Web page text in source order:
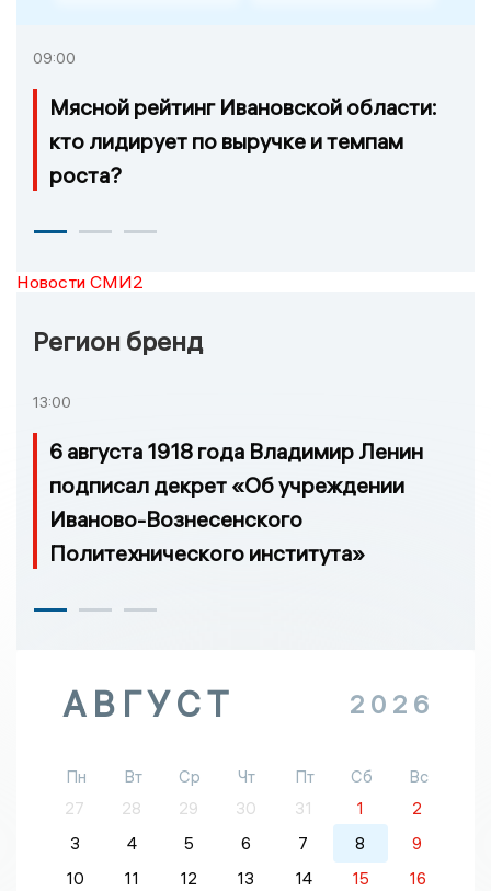
09:00
Мясной рейтинг Ивановской области:
кто лидирует по выручке и темпам
роста?
Новости СМИ2
Регион бренд
13:00
6 августа 1918 года Владимир Ленин
подписал декрет «Об учреждении
Иваново-Вознесенского
Политехнического института»
АВГУСТ 2026
Пн Вт Ср Чт Пт Сб
Вс
27
28 29 30 31 1
2
3
4 5 6 7 8
9
10
11 12 13 14 15
16